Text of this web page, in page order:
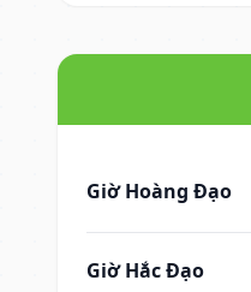
Giờ Hoàng Đạo
Giờ Hắc Đạo